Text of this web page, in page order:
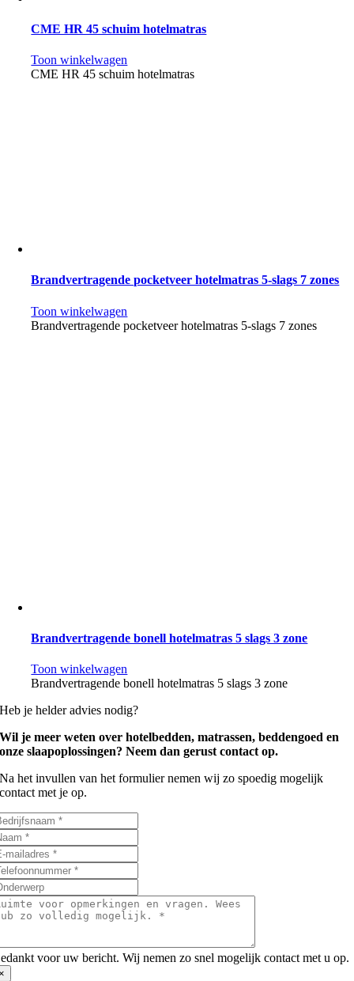
CME HR 45 schuim hotelmatras
Toon winkelwagen
CME HR 45 schuim hotelmatras
Brandvertragende pocketveer hotelmatras 5-slags 7 zones
Toon winkelwagen
Brandvertragende pocketveer hotelmatras 5-slags 7 zones
Brandvertragende bonell hotelmatras 5 slags 3 zone
Toon winkelwagen
Brandvertragende bonell hotelmatras 5 slags 3 zone
Heb je helder advies nodig?
Wil je meer weten over hotelbedden, matrassen, beddengoed en
onze slaapoplossingen? Neem dan gerust contact op.
Na het invullen van het formulier nemen wij zo spoedig mogelijk
contact met je op.
voor uw bericht. Wij nemen zo snel mogelijk contact met u op.